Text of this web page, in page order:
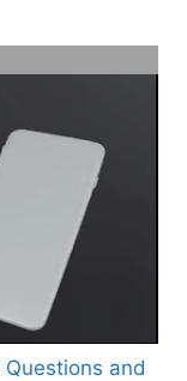
and